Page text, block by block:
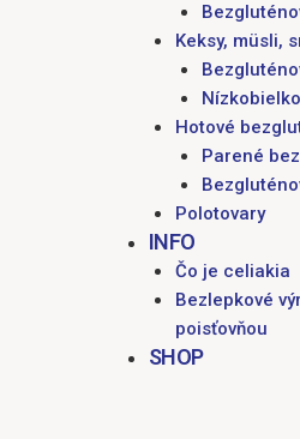
Keksy, müsli,
Hotové
Parené
Polotovary
INFO
Čo je celiakia
Bezlepkové
poisťovňou
SHOP